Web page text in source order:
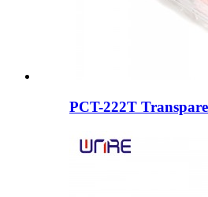
PCT-222T